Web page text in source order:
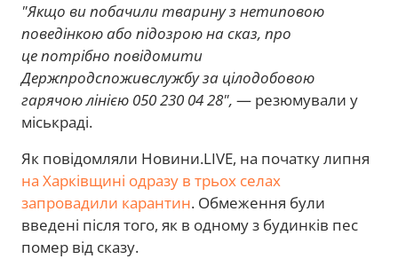
"Якщо ви побачили тварину з нетиповою
поведінкою або підозрою на сказ, про
це потрібно повідомити
Держпродспоживслужбу за цілодобовою
гарячою лінією 050 230 04 28", — резюмували у
міськраді.
Як повідомляли Новини.LIVE, на початку липня
на Харківщині одразу в трьох селах
запровадили карантин. Обмеження були
введені після того, як в одному з будинків пес
помер від сказу.